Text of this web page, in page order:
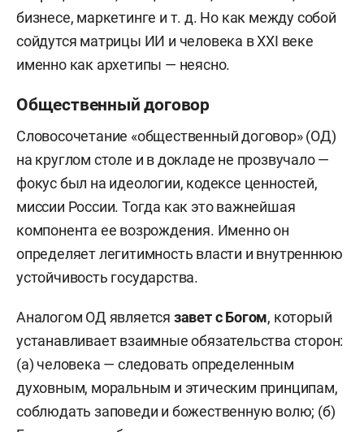
бизнесе, маркетинге и т. д. Но как между собой
сойдутся матрицы ИИ и человека в XXI веке
именно как архетипы — неясно.
Общественный договор
Словосочетание «общественный договор» (ОД)
на круглом столе и в докладе не прозвучало —
фокус был на идеологии, кодексе ценностей,
миссии России. Тогда как это важнейшая
компонента ее возрождения. Именно он
определяет легитимность власти и внутреннюю
устойчивость государства.
Аналогом ОД является завет с Богом, который
устанавливает взаимные обязательства сторон:
(а) человека — следовать определенным
духовным, моральным и этическим принципам,
соблюдать заповеди и божественную волю; (б)